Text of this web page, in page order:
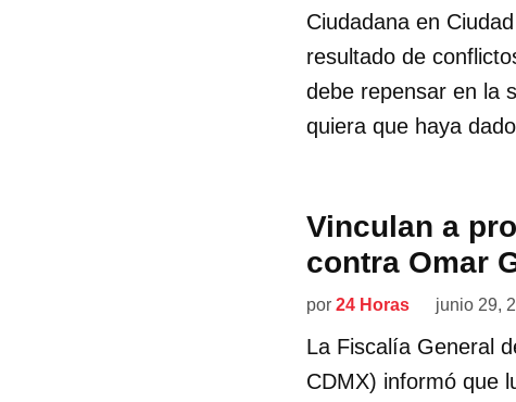
Ciudadana en
resultado de
debe repensar en la
quiera que haya
Vinculan a
contra Omar
por 24 Horas junio 29,
La Fiscalía General
CDMX) informó que